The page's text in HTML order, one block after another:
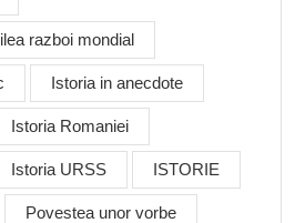
razboi mondial
Istoria in anecdote
Istoria Romaniei
Istoria URSS ISTORIE
Povestea unor vorbe